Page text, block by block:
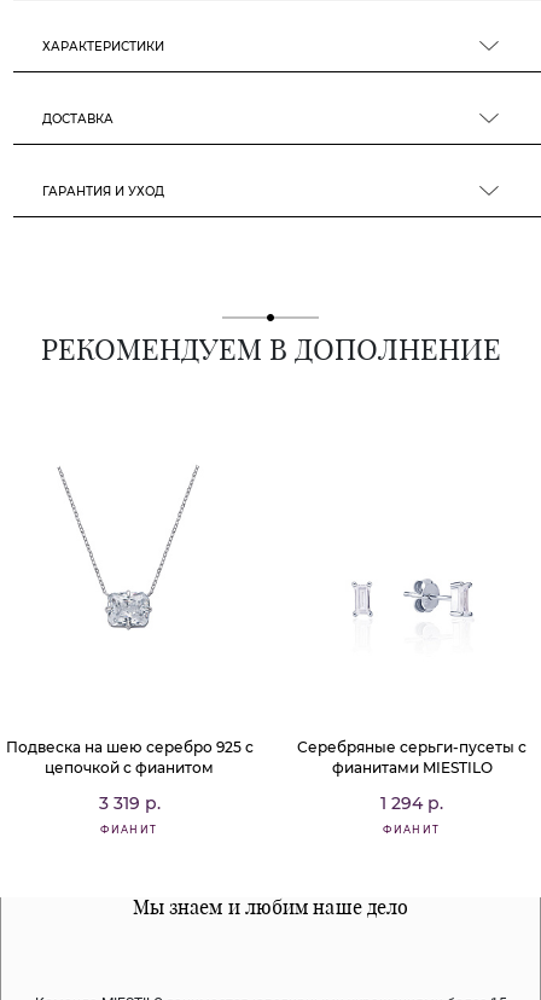
ХАРАКТЕРИСТИКИ
ДОСТАВКА
ГАРАНТИЯ И УХОД
РЕКОМЕНДУЕМ В ДОПОЛНЕНИЕ
Подвеска на шею серебро 925 с
цепочкой с фианитом
3 319 р.
ФИАНИТ
Серебряные серьги-пусеты с
фианитами MIESTILO
1 294 р.
ФИАНИТ
Мы знаем и любим наше дело
Все наши материалы гипоалергенны
Примерка перед покупкой